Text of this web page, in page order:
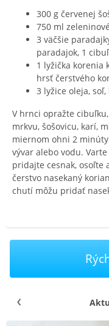
300 g červenej
750 ml
3 väčšie
paradajok, 1
1 lyžička korenia
hrsť čerstvého
3 lyžice oleja,
V hrnci opražte
mrkvu, šošovicu, karí,
miernom ohni 2
vývar alebo vodu.
pridajte cesnak, osoľte
čerstvo nasekaný
chutí môžu pridať